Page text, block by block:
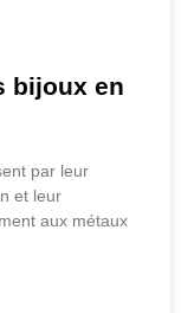
bijoux en
par leur
et leur
aux métaux